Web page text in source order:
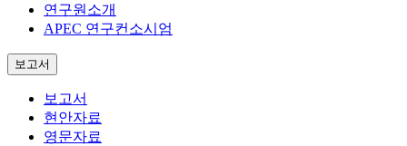
연구원소개
APEC 연구컨소시엄
보고서
보고서
현안자료
영문자료